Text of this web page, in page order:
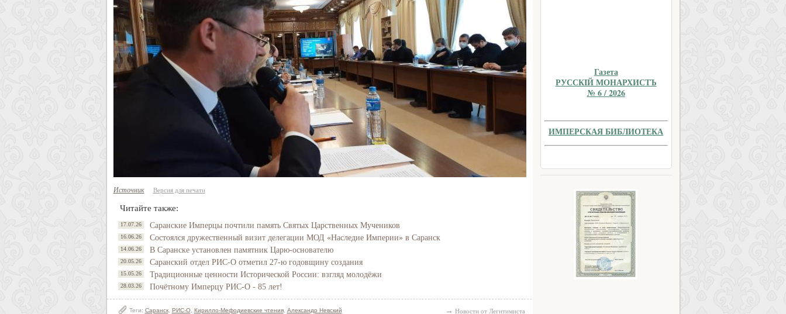
Источник Версия для печати
Читайте также:
17.07.26 Саранские Имперцы почтили память Святых Царственных Мучеников
16.06.26 Состоялся дружественный визит делегации МОД «Наследие Империи» в Саранск
14.06.26 В Саранске установлен памятник Царю-основателю
20.05.26 Саранский отдел РИС-О отметил 27-ю годовщину создания
15.05.26 Традиционные ценности Исторической России: взгляд молодёжи
28.03.26 Почётному Имперцу РИС-О - 85 лет!
Теги: Саранск, РИС-О, Кирилло-Мефодиевские чтения, Александр Невский → Новости от Легитимиста
Газета
РУССКIЙ МОНАРХИСТЪ
№ 6 / 2026
ИМПЕРСКАЯ БИБЛИОТЕКА